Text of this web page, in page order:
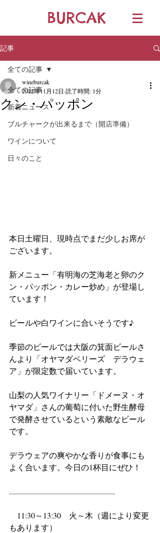
BURCAK
記事
全ての記事
新着ニュース
ブルチャークが出来るまで（開店準備）
ワインについて
日々のこと
全ての記事
クン・パッポン
wineburcak
2022年11月12日 読了時間: 1分
本日土曜日、現時点でまだ少しお席が
ございます。
新メニュー「有明海の芝海老と卵のク
ン・パッポン・カレー炒め」が登場し
ています！
ビールや白ワインに合いそうです♪
季節のビールでは大阪の箕面ビールさ
んより「オヤマダベリーズ　デラウェ
ア」が限定数で届いています。
山梨の人気ワイナリー「ドメーヌ・オ
ヤマダ」さんの葡萄に付いた野生酵母
で発酵させているという素敵なビール
です。
デラウェアの爽やかな香りが食事にも
よく合います。今日の1杯目にぜひ！
.....................................................
11:30～13:30　火～木（週により変更
もあります）